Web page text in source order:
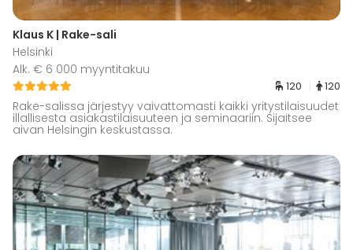
Klaus K | Rake-sali
Helsinki
Alk. € 6 000 myyntitakuu
120 120
Rake-salissa järjestyy vaivattomasti kaikki yritystilaisuudet
illallisesta asiakastilaisuuteen ja seminaariin. Sijaitsee
aivan Helsingin keskustassa.